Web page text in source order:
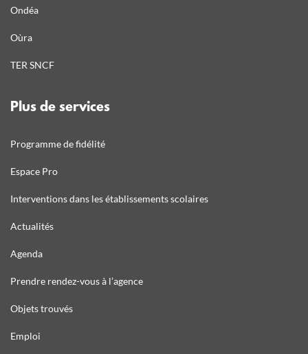
Ondéa
Oùra
TER SNCF
Plus de services
Programme de fidélité
Espace Pro
Interventions dans les établissements scolaires
Actualités
Agenda
Prendre rendez-vous à l’agence
Objets trouvés
Emploi